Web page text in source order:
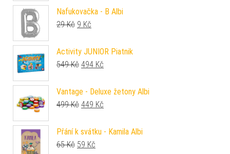
Nafukovačka - B Albi
29Kč Původní cena byla: 29 Kč.
9 Kč
Activity JUNIOR Piatnik
549Kč Původní cena byla: 549 Kč.
494 Kč
Vantage - Deluxe žetony Albi
499Kč Původní cena byla: 499 Kč.
449 Kč
Přání k svátku - Kamila Albi
65Kč Původní cena byla: 65 Kč.
59 Kč